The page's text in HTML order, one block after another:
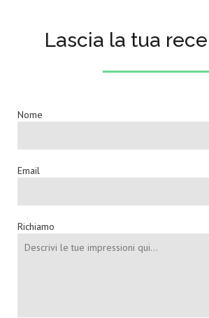
Lascia la tua
Nome
Email
Richiamo